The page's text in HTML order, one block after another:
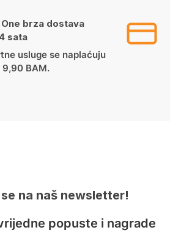
brza dostava
sata
usluge se naplaćuju
BAM.
na naš newsletter!
popuste i nagrade